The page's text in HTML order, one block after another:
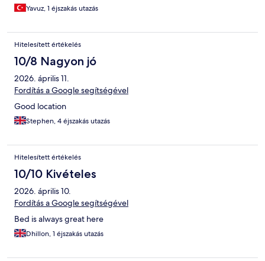
Yavuz, 1 éjszakás utazás
Hitelesített értékelés
10/8 Nagyon jó
2026. április 11.
Fordítás a Google segítségével
Good location
Stephen, 4 éjszakás utazás
Hitelesített értékelés
10/10 Kivételes
2026. április 10.
Fordítás a Google segítségével
Bed is always great here
Dhillon, 1 éjszakás utazás